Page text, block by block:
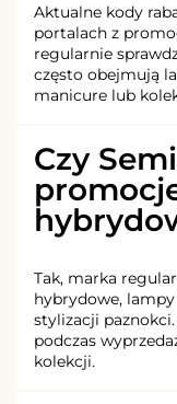
Aktualne kody
portalach z
regularnie
często obejmują
manicure lub
Czy
Tak, marka
hybrydowe,
stylizacji
podczas
kolekcji.